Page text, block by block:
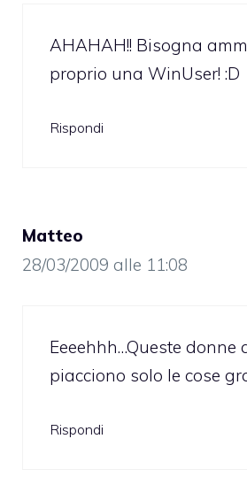
AHAHAH!! Bisogna
proprio una WinUser! :D
Rispondi
Matteo
28/03/2009 alle 11:08
Eeeehhh…Queste donne
piacciono solo le cose
Rispondi